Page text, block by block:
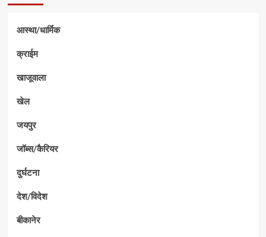
आस्था/धार्मिक
क्राईम
खाजूवाला
खेल
जयपुर
जॉब्स/कैरियर
दुर्घटना
देश/विदेश
बीकानेर